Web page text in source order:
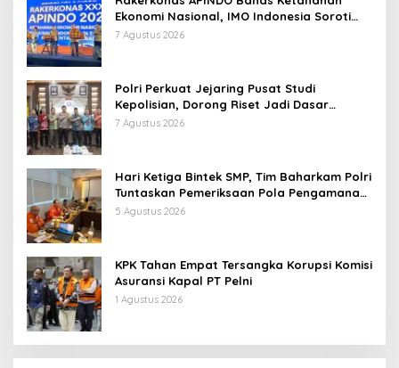
Ekonomi Nasional, IMO Indonesia Soroti
Pentingnya Kolaborasi Lintas Sektor
7 Agustus 2026
Polri Perkuat Jejaring Pusat Studi
Kepolisian, Dorong Riset Jadi Dasar
Kebijakan dan Inovasi
7 Agustus 2026
Hari Ketiga Bintek SMP, Tim Baharkam Polri
Tuntaskan Pemeriksaan Pola Pengamanan
Pertamina Patra Niaga Jabar
5 Agustus 2026
KPK Tahan Empat Tersangka Korupsi Komisi
Asuransi Kapal PT Pelni
1 Agustus 2026